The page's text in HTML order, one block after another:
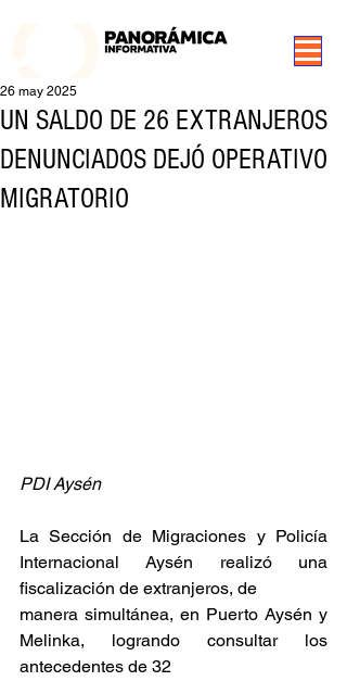
UN SALDO DE 26 EXTRANJEROS
DENUNCIADOS DEJÓ OPERATIVO
MIGRATORIO
26 may 2025
PDI Aysén
La Sección de Migraciones y Policía
Internacional Aysén realizó una
fiscalización de extranjeros, de
manera simultánea, en Puerto Aysén y
Melinka, logrando consultar los
antecedentes de 32